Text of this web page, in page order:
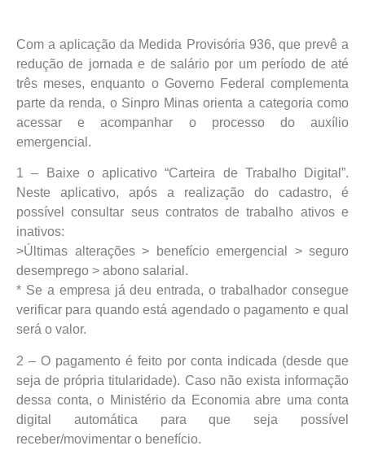
Com a aplicação da Medida Provisória 936, que prevê a
redução de jornada e de salário por um período de até
três meses, enquanto o Governo Federal complementa
parte da renda, o Sinpro Minas orienta a categoria como
acessar e acompanhar o processo do auxílio
emergencial.
1 – Baixe o aplicativo “Carteira de Trabalho Digital”.
Neste aplicativo, após a realização do cadastro, é
possível consultar seus contratos de trabalho ativos e
inativos:
>Últimas alterações > benefício emergencial > seguro
desemprego > abono salarial.
* Se a empresa já deu entrada, o trabalhador consegue
verificar para quando está agendado o pagamento e qual
será o valor.
2 – O pagamento é feito por conta indicada (desde que
seja de própria titularidade). Caso não exista informação
dessa conta, o Ministério da Economia abre uma conta
digital automática para que seja possível
receber/movimentar o benefício.